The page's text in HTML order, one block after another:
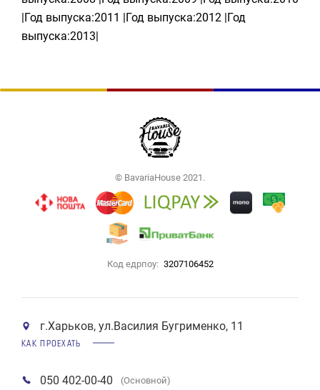
|Год выпуска:2011 |Год выпуска:2012 |Год
выпуска:2013|
© BavariaHouse 2021.
Код едрпоу: 3207106452
г.Харьков, ул.Василия Бугрименко, 11
КАК ПРОЕХАТЬ
050 402-00-40 (Основной)